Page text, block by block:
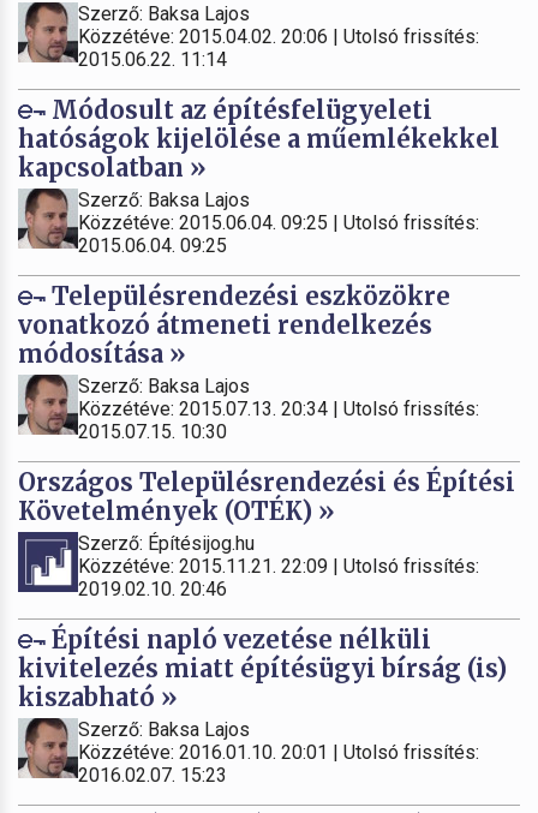
Szerző: Baksa Lajos
Közzétéve: 2015.04.02. 20:06 | Utolsó frissítés:
2015.06.22. 11:14
Módosult az építésfelügyeleti
hatóságok kijelölése a műemlékekkel
kapcsolatban »
Szerző: Baksa Lajos
Közzétéve: 2015.06.04. 09:25 | Utolsó frissítés:
2015.06.04. 09:25
Településrendezési eszközökre
vonatkozó átmeneti rendelkezés
módosítása »
Szerző: Baksa Lajos
Közzétéve: 2015.07.13. 20:34 | Utolsó frissítés:
2015.07.15. 10:30
Országos Településrendezési és Építési
Követelmények (OTÉK) »
Szerző: Építésijog.hu
Közzétéve: 2015.11.21. 22:09 | Utolsó frissítés:
2019.02.10. 20:46
Építési napló vezetése nélküli
kivitelezés miatt építésügyi bírság (is)
kiszabható »
Szerző: Baksa Lajos
Közzétéve: 2016.01.10. 20:01 | Utolsó frissítés:
2016.02.07. 15:23